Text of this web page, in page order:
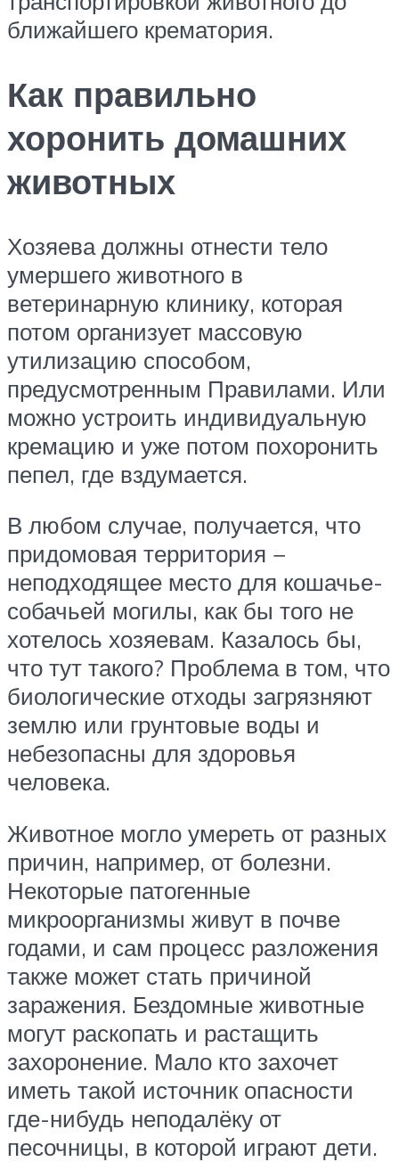
ближайшего крематория.
Как правильно
хоронить домашних
животных
Хозяева должны отнести тело
умершего животного в
ветеринарную клинику, которая
потом организует массовую
утилизацию способом,
предусмотренным Правилами. Или
можно устроить индивидуальную
кремацию и уже потом похоронить
пепел, где вздумается.
В любом случае, получается, что
придомовая территория −
неподходящее место для кошачье-
собачьей могилы, как бы того не
хотелось хозяевам. Казалось бы,
что тут такого? Проблема в том, что
биологические отходы загрязняют
землю или грунтовые воды и
небезопасны для здоровья
человека.
Животное могло умереть от разных
причин, например, от болезни.
Некоторые патогенные
микроорганизмы живут в почве
годами, и сам процесс разложения
также может стать причиной
заражения. Бездомные животные
могут раскопать и растащить
захоронение. Мало кто захочет
иметь такой источник опасности
где-нибудь неподалёку от
песочницы, в которой играют дети.